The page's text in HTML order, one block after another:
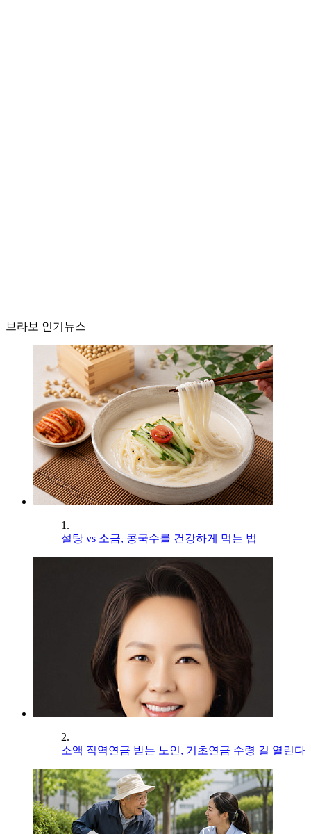
브라보 인기뉴스
1.
설탕 vs 소금, 콩국수를 건강하게 먹는 법
2.
소액 직역연금 받는 노인, 기초연금 수령 길 열린다